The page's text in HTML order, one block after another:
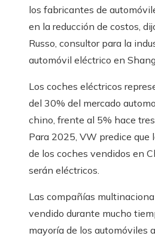
los fabricantes de
en la reducción de costos,
Russo, consultor para la
automóvil eléctrico en
Los coches eléctricos
del 30% del mercado
chino, frente al 5% hace
Para 2025, VW predice que
de los coches vendidos en
serán eléctricos.
Las compañías
vendido durante mucho
mayoría de los automóviles